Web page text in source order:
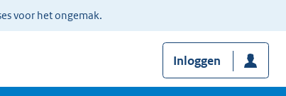
voor het ongemak.
Inloggen